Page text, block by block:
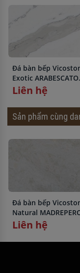
Đá bàn bếp
Exotic ARABESCATO
BQ8912
Liên hệ
Sản phẩm cùng
Đá bàn bếp
Natural
BQ8891
Liên hệ